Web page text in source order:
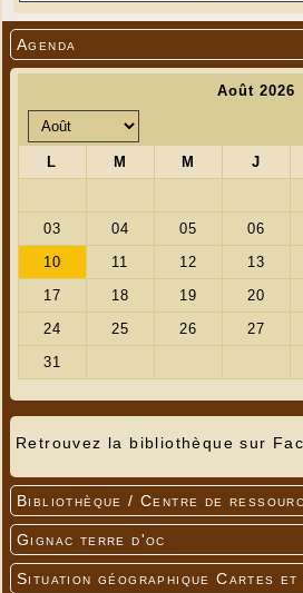
Agenda
Retrouvez la bibliothèque sur
Bibliothèque / Centre de
Gignac terre d'oc
Situation géographique Cartes et